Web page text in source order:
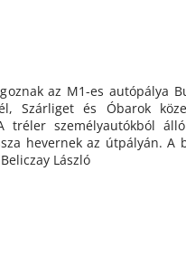
az M1-es autópálya
Szárliget és Óbarok
személyautókból
hevernek az útpályán. A
László